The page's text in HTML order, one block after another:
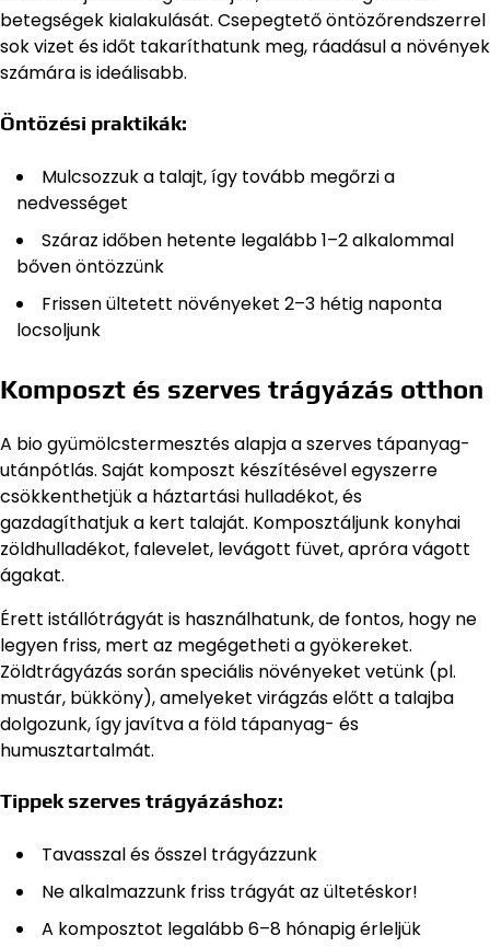
betegségek kialakulását. Csepegtető öntözőrendszerrel
sok vizet és időt takaríthatunk meg, ráadásul a növények
számára is ideálisabb.
Öntözési praktikák:
Mulcsozzuk a talajt, így tovább megőrzi a
nedvességet
Száraz időben hetente legalább 1–2 alkalommal
bőven öntözzünk
Frissen ültetett növényeket 2–3 hétig naponta
locsoljunk
Komposzt és szerves trágyázás otthon
A bio gyümölcstermesztés alapja a szerves tápanyag-
utánpótlás. Saját komposzt készítésével egyszerre
csökkenthetjük a háztartási hulladékot, és
gazdagíthatjuk a kert talaját. Komposztáljunk konyhai
zöldhulladékot, falevelet, levágott füvet, apróra vágott
ágakat.
Érett istállótrágyát is használhatunk, de fontos, hogy ne
legyen friss, mert az megégetheti a gyökereket.
Zöldtrágyázás során speciális növényeket vetünk (pl.
mustár, bükköny), amelyeket virágzás előtt a talajba
dolgozunk, így javítva a föld tápanyag- és
humusztartalmát.
Tippek szerves trágyázáshoz:
Tavasszal és ősszel trágyázzunk
Ne alkalmazzunk friss trágyát az ültetéskor!
A komposztot legalább 6–8 hónapig érleljük